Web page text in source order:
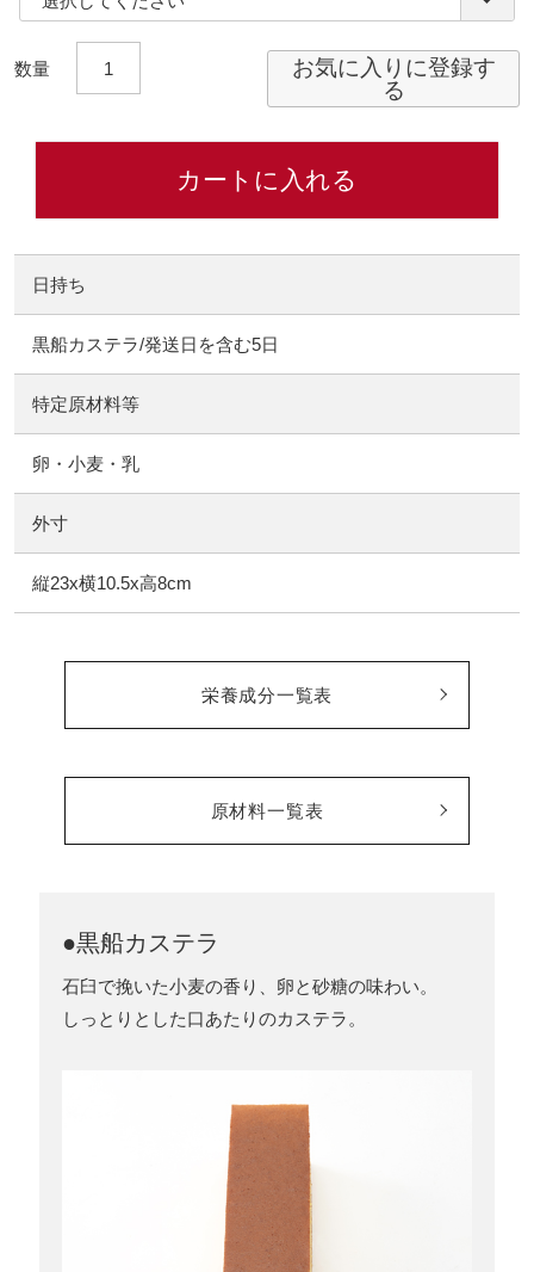
お気に入りに登録す
る
カートに入れる
日持ち
黒船カステラ/発送日を含む5日
特定原材料等
卵・小麦・乳
外寸
縦23x横10.5x高8cm
栄養成分一覧表
原材料一覧表
●黒船カステラ
石臼で挽いた小麦の香り、卵と砂糖の味わい。
しっとりとした口あたりのカステラ。